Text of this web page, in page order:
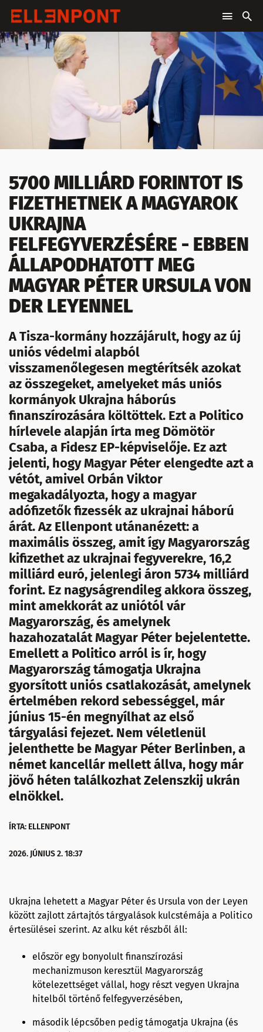
5700 MILLIÁRD FORINTOT IS
FIZETHETNEK A MAGYAROK
UKRAJNA
FELFEGYVERZÉSÉRE - EBBEN
ÁLLAPODHATOTT MEG
MAGYAR PÉTER URSULA VON
DER LEYENNEL
A Tisza-kormány hozzájárult, hogy az új
uniós védelmi alapból
visszamenőlegesen megtérítsék azokat
az összegeket, amelyeket más uniós
kormányok Ukrajna háborús
finanszírozására költöttek. Ezt a Politico
hírlevele alapján írta meg Dömötör
Csaba, a Fidesz EP-képviselője. Ez azt
jelenti, hogy Magyar Péter elengedte azt a
vétót, amivel Orbán Viktor
megakadályozta, hogy a magyar
adófizetők fizessék az ukrajnai háború
árát. Az Ellenpont utánanézett: a
maximális összeg, amit így Magyarország
kifizethet az ukrajnai fegyverekre, 16,2
milliárd euró, jelenlegi áron 5734 milliárd
forint. Ez nagyságrendileg akkora összeg,
mint amekkorát az uniótól vár
Magyarország, és amelynek
hazahozatalát Magyar Péter bejelentette.
Emellett a Politico arról is ír, hogy
Magyarország támogatja Ukrajna
gyorsított uniós csatlakozását, amelynek
értelmében rekord sebességgel, már
június 15-én megnyílhat az első
tárgyalási fejezet. Nem véletlenül
jelenthette be Magyar Péter Berlinben, a
német kancellár mellett állva, hogy már
jövő héten találkozhat Zelenszkij ukrán
elnökkel.
ÍRTA: ELLENPONT
2026. JÚNIUS 2. 18:37
Ukrajna lehetett a Magyar Péter és Ursula von der Leyen
között zajlott zártajtós tárgyalások kulcstémája a Politico
értesülései szerint. Az alku két részből áll:
először egy bonyolult finanszírozási
mechanizmuson keresztül Magyarország
kötelezettséget vállal, hogy részt vegyen Ukrajna
hitelből történő felfegyverzésében,
második lépcsőben pedig támogatja Ukrajna (és